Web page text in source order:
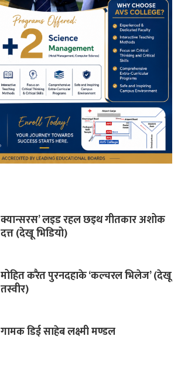
क्यान्सरस’ लइड रहल छइथ गीतकार अशोक
दत्त (देखू भिडियो)
मोहित करैत पुरनदहाके ‘कल्चरल भिलेज’ (देखू
तस्वीर)
गामक डिई साहेब लक्ष्मी मण्डल